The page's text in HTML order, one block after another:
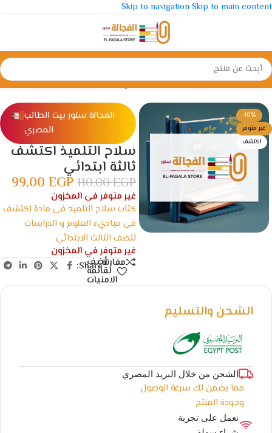
Skip to navigationSkip to main content
الرئيسية/الإبتدائية/الصف الثالث الأبتدائي
-10%
غير متوفر
اكتشف
الفجالة ستور بيت الطالب
المصري
سلاح التلميذ اكتشف
ثالثة ابتدائي
110,00EGP
99,00 EGP
غير متوفر في المخزون
كتاب سلاح التلميذ فى مادة اكتشف
فى مباديء العلوم و الدراسات
للصف الثالث الابتدائي
غير متوفر في المخزون
مقارنةأضف
لقائمة
الامنيات
Share:
الشحن والتسليم
الشحن من خلال البريد المصري
مما يضمن لك سرعة الوصول
وجودة المنتج
نعمل على تجربة